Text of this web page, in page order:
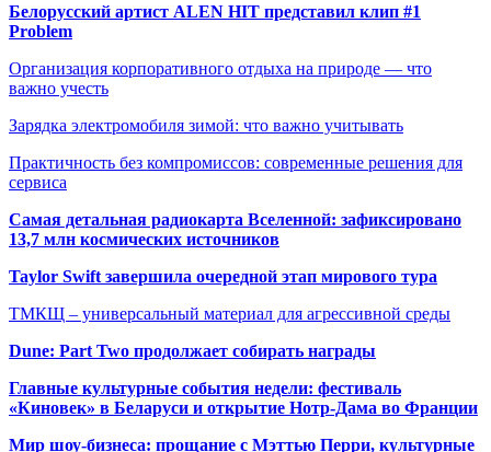
Белорусский артист ALEN HIT представил клип #1
Problem
Организация корпоративного отдыха на природе — что
важно учесть
Зарядка электромобиля зимой: что важно учитывать
Практичность без компромиссов: современные решения для
сервиса
Самая детальная радиокарта Вселенной: зафиксировано
13,7 млн космических источников
Taylor Swift завершила очередной этап мирового тура
ТМКЩ – универсальный материал для агрессивной среды
Dune: Part Two продолжает собирать награды
Главные культурные события недели: фестиваль
«Киновек» в Беларуси и открытие Нотр-Дама во Франции
Мир шоу-бизнеса: прощание с Мэттью Перри, культурные